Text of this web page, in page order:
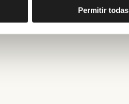
Permitir todas